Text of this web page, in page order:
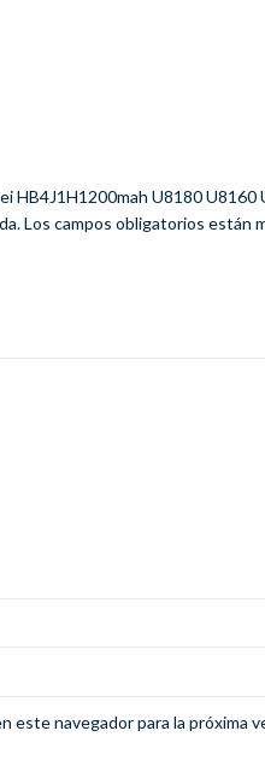
HB4J1H1200mah U8180 U8160
Los campos obligatorios están
este navegador para la próxima